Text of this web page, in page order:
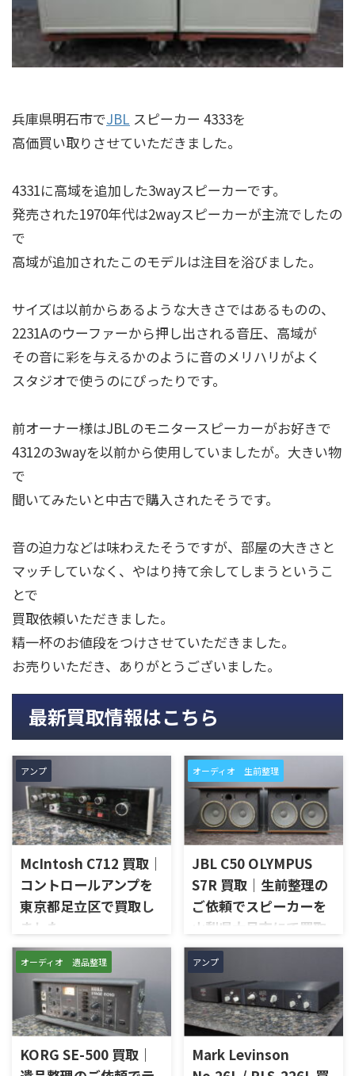
兵庫県明石市でJBL スピーカー 4333を
高価買い取りさせていただきました。
4331に高域を追加した3wayスピーカーです。
発売された1970年代は2wayスピーカーが主流でしたの
で
高域が追加されたこのモデルは注目を浴びました。
サイズは以前からあるような大きさではあるものの、
2231Aのウーファーから押し出される音圧、高域が
その音に彩を与えるかのように音のメリハリがよく
スタジオで使うのにぴったりです。
前オーナー様はJBLのモニタースピーカーがお好きで
4312の3wayを以前から使用していましたが。大きい物
で
聞いてみたいと中古で購入されたそうです。
音の迫力などは味わえたそうですが、部屋の大きさと
マッチしていなく、やはり持て余してしまうというこ
とで
買取依頼いただきました。
精一杯のお値段をつけさせていただきました。
お売りいただき、ありがとうございました。
最新買取情報はこちら
アンプ
McIntosh C712 買取｜
コントロールアンプを
東京都足立区で買取し
ました
東京都足立区で、McIntoshの
コントロールアンプ「C712」
を出張買取させていただきま
した。今回のお品物は、
McIntoshらしいガラスパネル
デザインとリモート操作機能
を備えた2chソリッドステート
式のコントロールアンプで、左
オーディオ 生前整理
JBL C50 OLYMPUS
S7R 買取｜生前整理の
ご依頼でスピーカーを
山梨県大月市にて買取
しました
山梨県大月市で、生前整理に伴
いJBLの大型スピーカー「C50
OLYMPUS S7R」を出張買取さ
せていただきました。今回の
お品物は、長年大切に音楽を
楽しまれてきたご本人様より、
オーディオ機器の整理を進めた
オーディオ 遺品整理
KORG SE-500 買取｜
アンプ
Mark Levinson